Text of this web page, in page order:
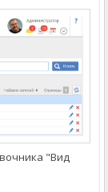
"Вид